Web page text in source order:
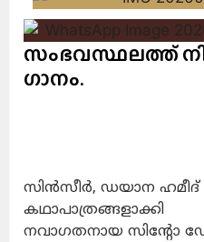
സംഭവസ്ഥലത്ത്
ഗാനം.
സിൻസീർ, ഡയാന ഹമീദ്
കഥാപാത്രങ്ങളാക്കി
നവാഗതനായ സിൻ്റോ